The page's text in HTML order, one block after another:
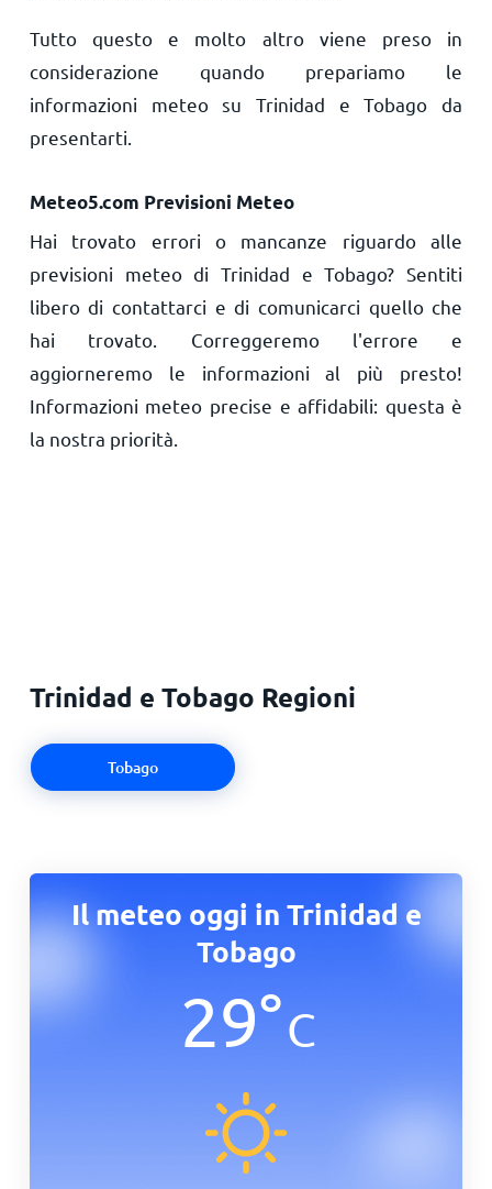
Tutto questo e molto altro viene preso in
considerazione quando prepariamo le
informazioni meteo su Trinidad e Tobago da
presentarti.
Meteo5.com Previsioni Meteo
Hai trovato errori o mancanze riguardo alle
previsioni meteo di Trinidad e Tobago? Sentiti
libero di contattarci e di comunicarci quello che
hai trovato. Correggeremo l'errore e
aggiorneremo le informazioni al più presto!
Informazioni meteo precise e affidabili: questa è
la nostra priorità.
Trinidad e Tobago Regioni
Tobago
Il meteo oggi in Trinidad e
Tobago
29°C